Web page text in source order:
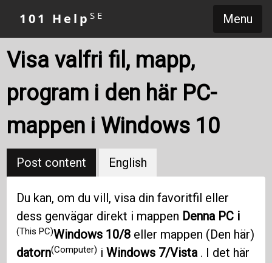
Menu
101 Help SE
Visa valfri fil, mapp,
program i den här PC-
mappen i Windows 10
Post content English
Du kan, om du vill, visa din favoritfil eller
dess genvägar direkt i mappen Denna PC i
(This PC)Windows 10/8 eller mappen (Den här)
datorn(Computer) iWindows 7/Vista. I det här